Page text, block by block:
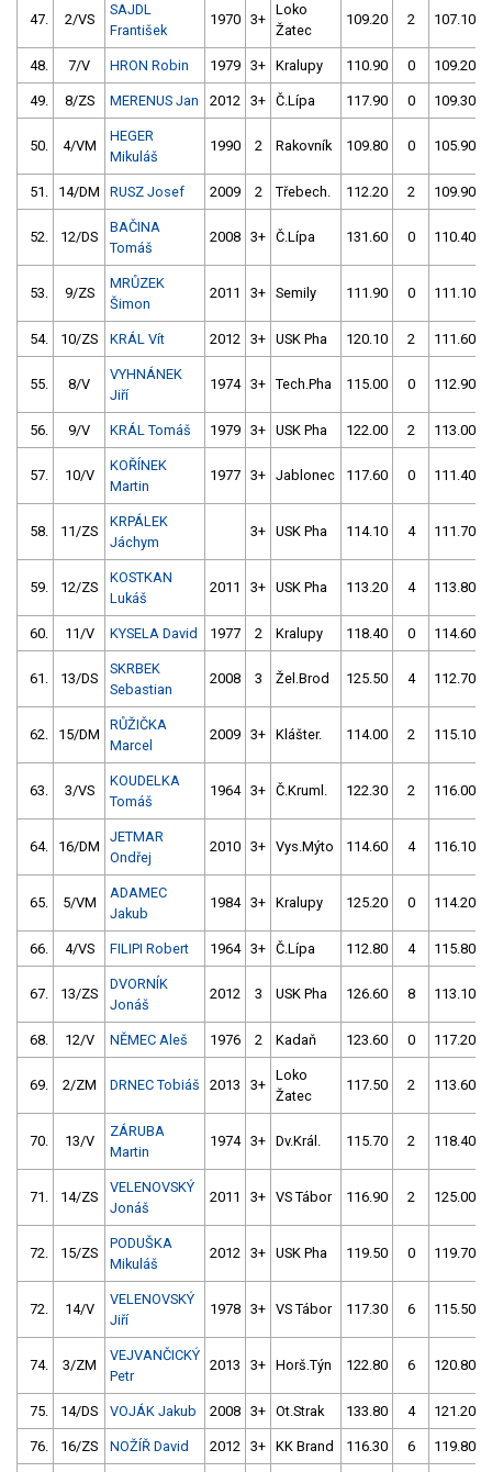
47. 2/VS
SAJDL
František
1970 3+
Loko
Žatec
109.20 2 107.10
48. 7/V HRON Robin 1979 3+ Kralupy 110.90 0 109.20
49. 8/ZS MERENUS Jan 2012 3+ Č.Lípa 117.90 0 109.30
50. 4/VM
HEGER
Mikuláš
1990 2 Rakovník 109.80 0 105.90
51. 14/DM RUSZ Josef 2009 2 Třebech. 112.20 2 109.90
52. 12/DS
BAČINA
Tomáš
2008 3+ Č.Lípa 131.60 0 110.40
53. 9/ZS
MRŮZEK
Šimon
2011 3+ Semily 111.90 0 111.10
54. 10/ZS KRÁL Vít 2012 3+ USK Pha 120.10 2 111.60
55. 8/V
VYHNÁNEK
Jiří
1974 3+ Tech.Pha 115.00 0 112.90
56. 9/V KRÁL Tomáš 1979 3+ USK Pha 122.00 2 113.00
57. 10/V
KOŘÍNEK
Martin
1977 3+ Jablonec 117.60 0 111.40
58. 11/ZS
KRPÁLEK
Jáchym
3+ USK Pha 114.10 4 111.70
59. 12/ZS
KOSTKAN
Lukáš
2011 3+ USK Pha 113.20 4 113.80
60. 11/V KYSELA David 1977 2 Kralupy 118.40 0 114.60
61. 13/DS
SKRBEK
Sebastian
2008 3 Žel.Brod 125.50 4 112.70
62. 15/DM
RŮŽIČKA
Marcel
2009 3+ Klášter. 114.00 2 115.10
63. 3/VS
KOUDELKA
Tomáš
1964 3+ Č.Kruml. 122.30 2 116.00
64. 16/DM
JETMAR
Ondřej
2010 3+ Vys.Mýto 114.60 4 116.10
65. 5/VM
ADAMEC
Jakub
1984 3+ Kralupy 125.20 0 114.20
66. 4/VS FILIPI Robert 1964 3+ Č.Lípa 112.80 4 115.80
67. 13/ZS
DVORNÍK
Jonáš
2012 3 USK Pha 126.60 8 113.10
68. 12/V NĚMEC Aleš 1976 2 Kadaň 123.60 0 117.20
69. 2/ZM DRNEC Tobiáš 2013 3+
Loko
Žatec
117.50 2 113.60
70. 13/V
ZÁRUBA
Martin
1974 3+ Dv.Král. 115.70 2 118.40
71. 14/ZS
VELENOVSKÝ
Jonáš
2011 3+ VS Tábor 116.90 2 125.00
72. 15/ZS
PODUŠKA
Mikuláš
2012 3+ USK Pha 119.50 0 119.70
72. 14/V
VELENOVSKÝ
Jiří
1978 3+ VS Tábor 117.30 6 115.50
74. 3/ZM
VEJVANČICKÝ
Petr
2013 3+ Horš.Týn 122.80 6 120.80
75. 14/DS VOJÁK Jakub 2008 3+ Ot.Strak 133.80 4 121.20
76. 16/ZS NOŽÍŘ David 2012 3+ KK Brand 116.30 6 119.80